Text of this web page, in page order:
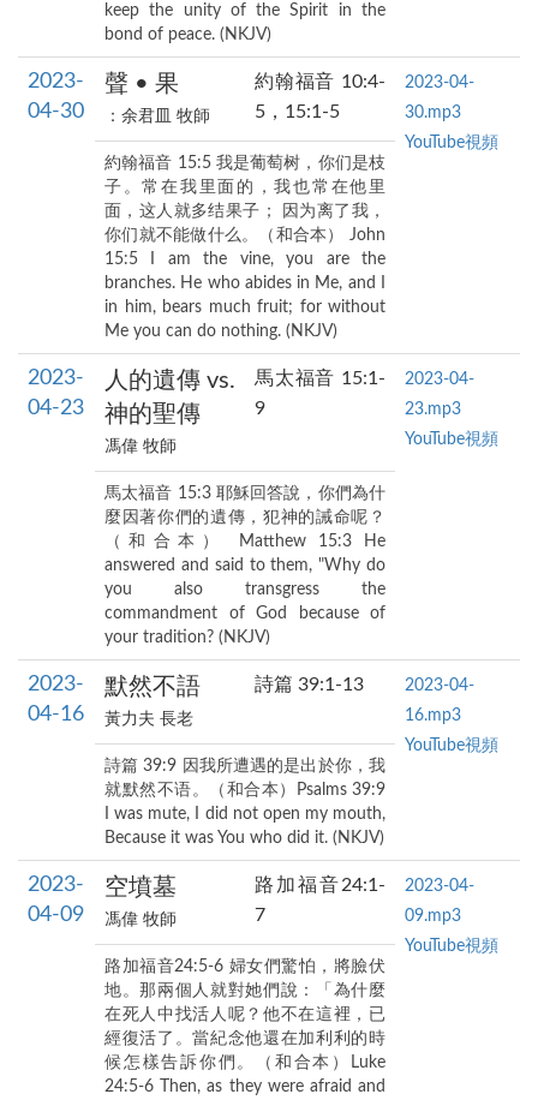
keep the unity of the Spirit in the
bond of peace. (NKJV)
2023-
04-30
聲 • 果
：余君皿 牧師
約翰福音 10:4-
5，15:1-5
2023-04-
30.mp3
YouTube視頻
約翰福音 15:5 我是葡萄树，你们是枝
子。常在我里面的，我也常在他里
面，这人就多结果子； 因为离了我，
你们就不能做什么。（和合本） John
15:5 I am the vine, you are the
branches. He who abides in Me, and I
in him, bears much fruit; for without
Me you can do nothing. (NKJV)
2023-
04-23
人的遺傳 vs.
神的聖傳
馮偉 牧師
馬太福音 15:1-
9
2023-04-
23.mp3
YouTube視頻
馬太福音 15:3 耶穌回答說，你們為什
麼因著你們的遺傳，犯神的誡命呢？
（和合本） Matthew 15:3 He
answered and said to them, "Why do
you also transgress the
commandment of God because of
your tradition? (NKJV)
2023-
04-16
默然不語
黃力夫 長老
詩篇 39:1-13
2023-04-
16.mp3
YouTube視頻
詩篇 39:9 因我所遭遇的是出於你，我
就默然不语。（和合本）Psalms 39:9
I was mute, I did not open my mouth,
Because it was You who did it. (NKJV)
2023-
04-09
空墳墓
馮偉 牧師
路加福音24:1-
7
2023-04-
09.mp3
YouTube視頻
路加福音24:5-6 婦女們驚怕，將臉伏
地。那兩個人就對她們說：「為什麼
在死人中找活人呢？他不在這裡，已
經復活了。當紀念他還在加利利的時
候怎樣告訴你們。（和合本）Luke
24:5-6 Then, as they were afraid and